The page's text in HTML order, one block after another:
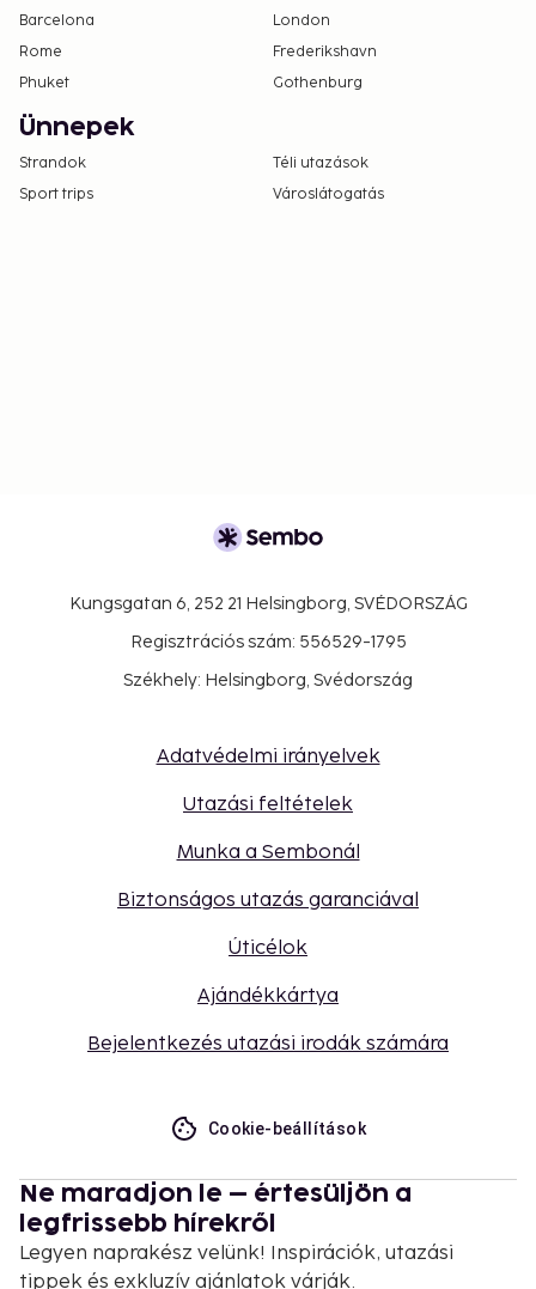
Barcelona
London
Rome
Frederikshavn
Phuket
Gothenburg
Ünnepek
Strandok
Téli utazások
Sport trips
Városlátogatás
Kungsgatan 6, 252 21 Helsingborg, SVÉDORSZÁG
Regisztrációs szám: 556529-1795
Székhely: Helsingborg, Svédország
Adatvédelmi irányelvek
Utazási feltételek
Munka a Sembonál
Biztonságos utazás garanciával
Úticélok
Ajándékkártya
Bejelentkezés utazási irodák számára
Cookie-beállítások
Ne maradjon le – értesüljön a
legfrissebb hírekről
Legyen naprakész velünk! Inspirációk, utazási
tippek és exkluzív ajánlatok várják.